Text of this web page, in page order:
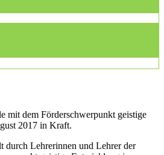
mit dem Förderschwerpunkt geistige
2017 in Kraft.
durch Lehrerinnen und Lehrer der